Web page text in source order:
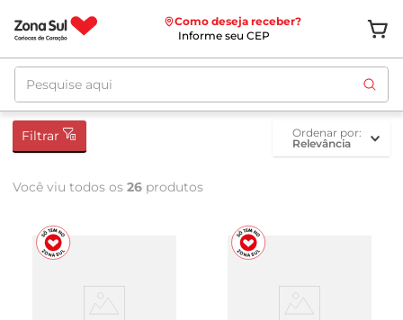
Como deseja receber?
Informe seu CEP
Pesquise aqui
Filtrar
ordenar por
Relevância
Você viu todos os 26 produtos